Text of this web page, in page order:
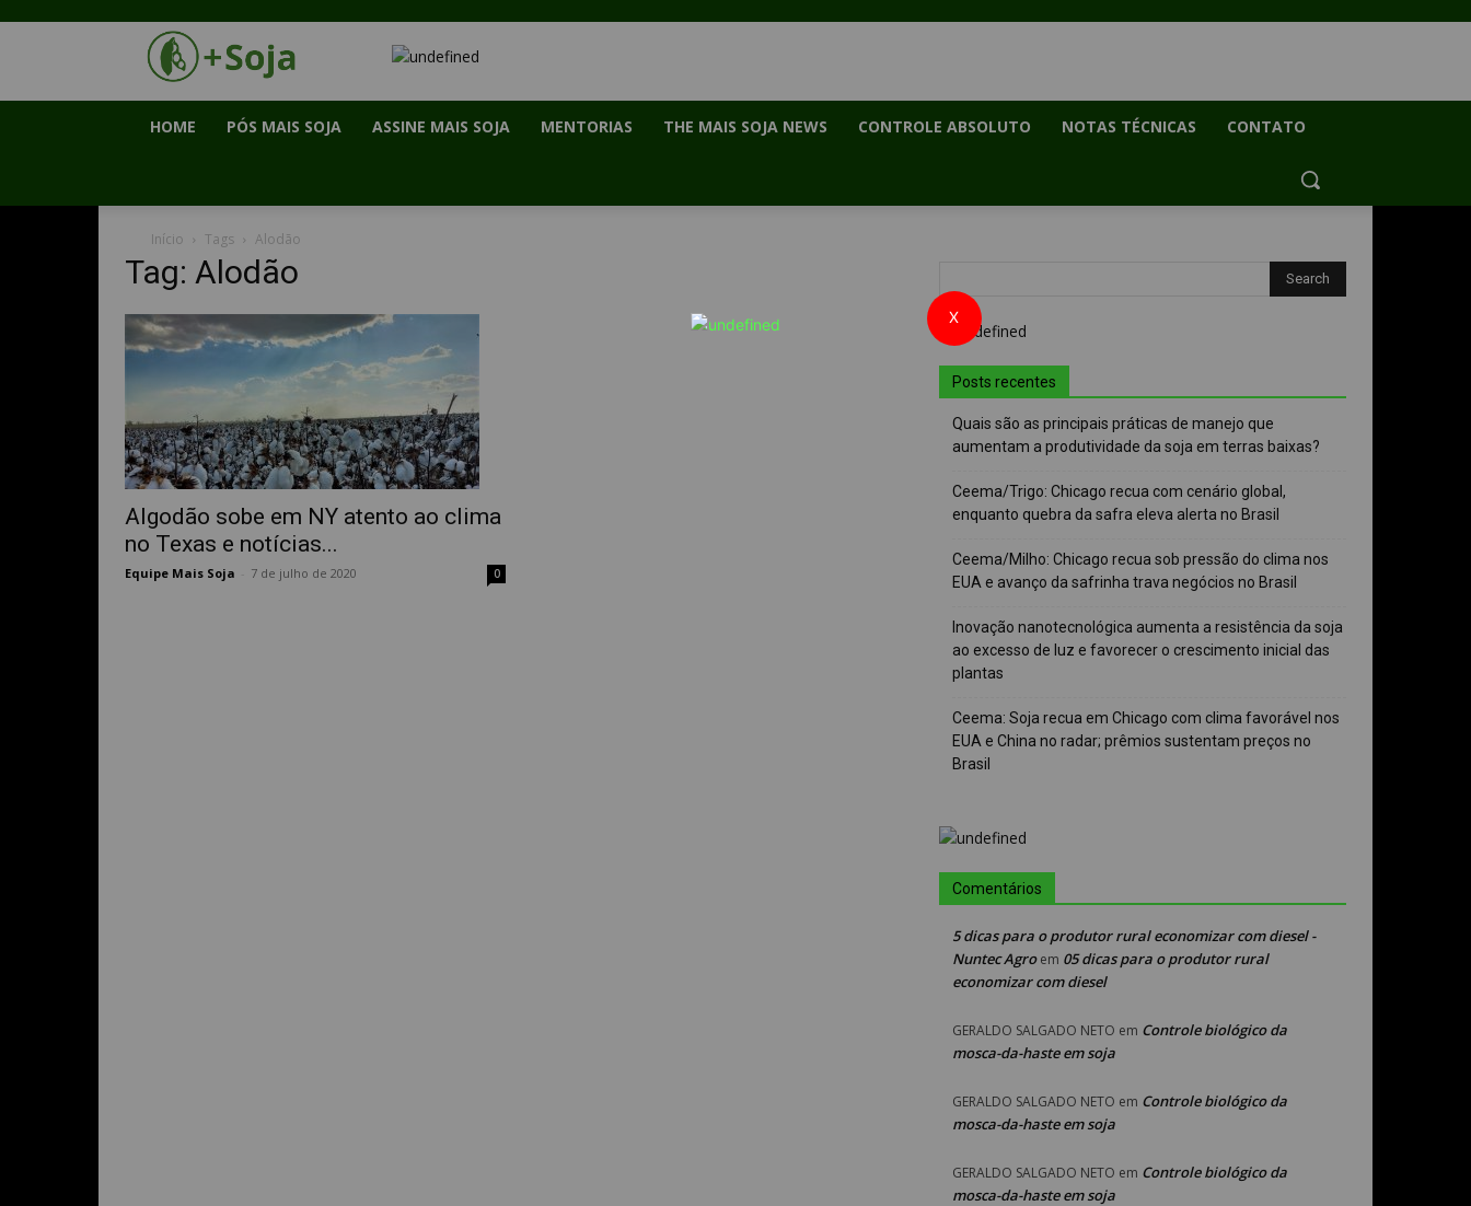
HOME PÓS MAIS SOJA ASSINE MAIS SOJA MENTORIAS THE MAIS SOJA NEWS CONTROLE ABSOLUTO NOTAS TÉCNICAS CONTATO
Início Tags Alodão
Tag: Alodão
Algodão sobe em NY atento ao clima
no Texas e notícias...
Equipe Mais Soja 7 de julho de 2020 0
Posts recentes
Quais são as principais práticas de manejo que
aumentam a produtividade da soja em terras baixas?
Ceema/Trigo: Chicago recua com cenário global,
enquanto quebra da safra eleva alerta no Brasil
Ceema/Milho: Chicago recua sob pressão do clima nos
EUA e avanço da safrinha trava negócios no Brasil
Inovação nanotecnológica aumenta a resistência da soja
ao excesso de luz e favorecer o crescimento inicial das
plantas
Ceema: Soja recua em Chicago com clima favorável nos
EUA e China no radar; prêmios sustentam preços no
Brasil
Comentários
5 dicas para o produtor rural economizar com diesel -
Nuntec Agroem 05 dicas para o produtor rural
economizar com diesel
GERALDO SALGADO NETO em Controle biológico da
mosca-da-haste em soja
GERALDO SALGADO NETO em Controle biológico da
mosca-da-haste em soja
GERALDO SALGADO NETO em Controle biológico da
mosca-da-haste em soja
X